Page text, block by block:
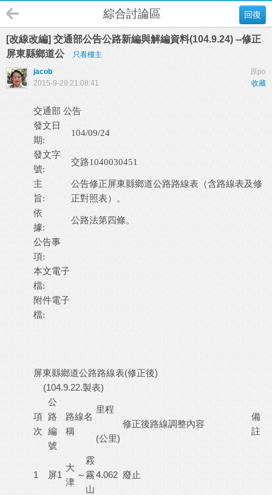
回復
綜合討論區
[改線改編] 交通部公告公路新編與解編資料(104.9.24) --修正
屏東縣鄉道公
只看樓主
原po
jacob
收藏
2015-9-29 21:08:41
交通部 公告
發文日
期:
104/09/24
發文字
號:
交路1040030451
主
旨:
公告修正屏東縣鄉道公路路線表（含路線表及修
正對照表）。
依
據:
公路法第四條。
公告事
項:
本文電子
檔:
附件電子
檔:
屏東縣鄉道公路路線表(修正後)
(104.9.22.製表)
項
次
公
路
路線名
稱
里程
修正後路線調整內容
備
註
編
號
(公里)
1 屏1
大
津
～
霚
霧
山
4.062 廢止